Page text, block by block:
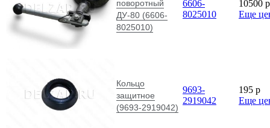
поворотный
ДУ-80 (6606-
8025010)
6606-
8025010
10500 p
Еще
Кольцо
защитное
(9693-2919042)
9693-
2919042
195 p
Еще